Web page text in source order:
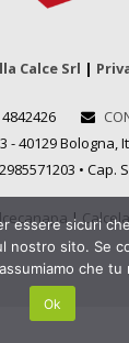
Calce Srl |
40129 Bologna,
• Cap.
|
essere sicuri
nostro sito. Se
che tu
Ok